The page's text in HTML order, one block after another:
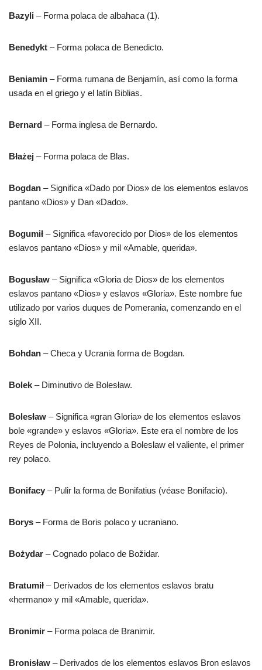
Bazyli – Forma polaca de albahaca (1).
Benedykt – Forma polaca de Benedicto.
Beniamin – Forma rumana de Benjamín, así como la forma
usada en el griego y el latín Biblias.
Bernard – Forma inglesa de Bernardo.
Błażej – Forma polaca de Blas.
Bogdan – Significa «Dado por Dios» de los elementos eslavos
pantano «Dios» y Dan «Dado».
Bogumił – Significa «favorecido por Dios» de los elementos
eslavos pantano «Dios» y mil «Amable, querida».
Bogusław – Significa «Gloria de Dios» de los elementos
eslavos pantano «Dios» y eslavos «Gloria». Este nombre fue
utilizado por varios duques de Pomerania, comenzando en el
siglo XII.
Bohdan – Checa y Ucrania forma de Bogdan.
Bolek – Diminutivo de Bolesław.
Bolesław – Significa «gran Gloria» de los elementos eslavos
bole «grande» y eslavos «Gloria». Este era el nombre de los
Reyes de Polonia, incluyendo a Boleslaw el valiente, el primer
rey polaco.
Bonifacy – Pulir la forma de Bonifatius (véase Bonifacio).
Borys – Forma de Boris polaco y ucraniano.
Bożydar – Cognado polaco de Božidar.
Bratumił – Derivados de los elementos eslavos bratu
«hermano» y mil «Amable, querida».
Bronimir – Forma polaca de Branimir.
Bronisław – Derivados de los elementos eslavos Bron eslavos